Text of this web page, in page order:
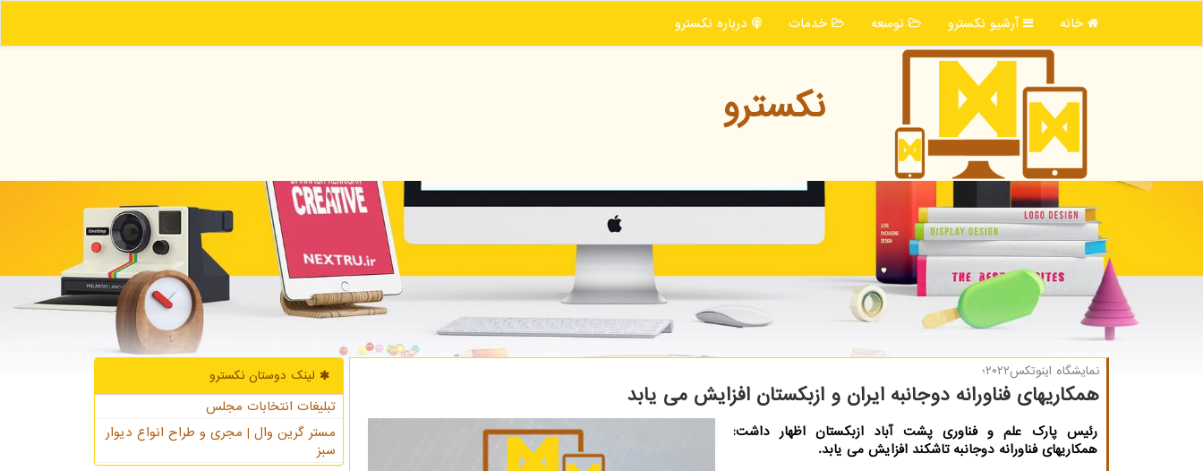
خانه آرشیو نكسترو توسعه خدمات درباره نكسترو
نكسترو
نمایشگاه اینوتكس۲۰۲۲؛
همکاریهای فناورانه دوجانبه ایران و ازبکستان افزایش می یابد
رئیس پارک علم و فناوری پشت آباد ازبکستان اظهار داشت:
همکاریهای فناورانه دوجانبه تاشکند افزایش می یابد.
لینک دوستان نكسترو
تبلیغات انتخابات مجلس
مستر گرین وال | مجری و طراح انواع دیوار
سبز